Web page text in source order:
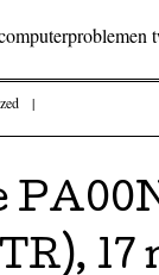
|
17